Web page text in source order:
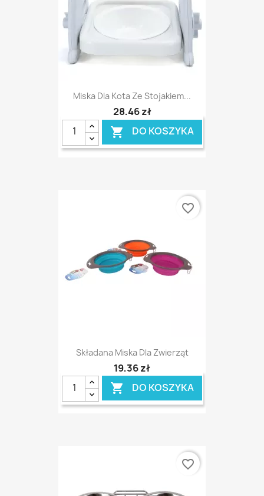
Miska Dla Kota Ze Stojakiem...
28,46 zł
 DO KOSZYKA
Składana Miska Dla Zwierząt
19,36 zł
 DO KOSZYKA
favorite_border
favorite_border